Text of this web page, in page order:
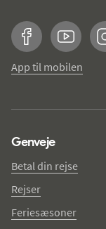
Facebook
App til mobilen
Genveje
Betal din rejse
Rejser
Feriesæsoner